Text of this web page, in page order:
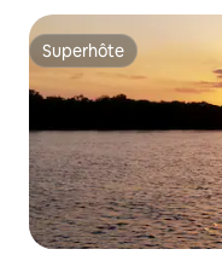
Superhôte
Superhôte